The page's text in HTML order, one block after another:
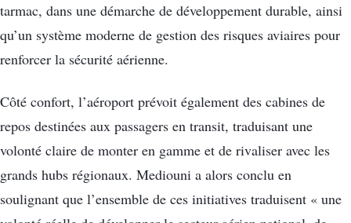
tarmac, dans une démarche de développement durable, ainsi
qu’un système moderne de gestion des risques aviaires pour
renforcer la sécurité aérienne.
Côté confort, l’aéroport prévoit également des cabines de
repos destinées aux passagers en transit, traduisant une
volonté claire de monter en gamme et de rivaliser avec les
grands hubs régionaux. Mediouni a alors conclu en
soulignant que l’ensemble de ces initiatives traduisent « une